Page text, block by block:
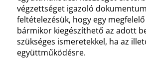
végzettséget igazoló
feltételezésük, hogy egy
bármikor kiegészíthető az adott
szükséges ismeretekkel, ha az
együttműködésre.